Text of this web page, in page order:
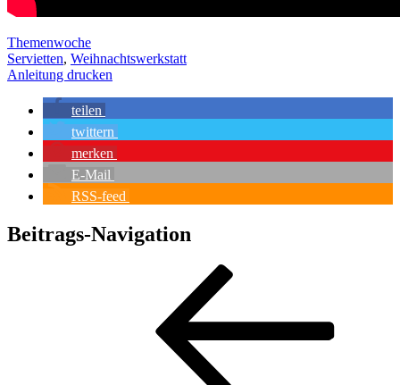
Themenwoche
Servietten, Weihnachtswerkstatt
Anleitung drucken
teilen
twittern
merken
E-Mail
RSS-feed
Beitrags-Navigation